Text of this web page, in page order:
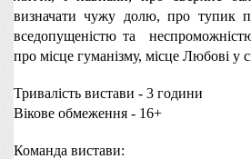
визначати чужу долю, про тупик
вседопущеністю та
про місце гуманізму, місце Любові у
Тривалість вистави - 3 години
Вікове обмеження - 16+
Команда вистави: